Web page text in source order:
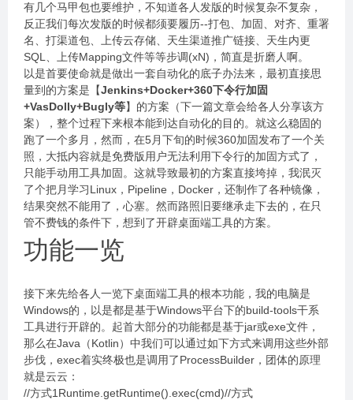
有几个马甲包也要维护，不知道各人发版的时候复杂不复杂，
反正我们每次发版的时候都须要履历--打包、加固、对齐、重署
名、打渠道包、上传云存储、天生渠道推广链接、天生内更
SQL、上传Mapping文件等等步调(xN)，简直是折磨人啊。
以是首要使命就是做出一套自动化的底子办法来，最初直接思
量到的方案是【Jenkins+Docker+360下令行加固
+VasDolly+Bugly等】的方案（下一篇文章会给各人分享该方
案），整个过程下来根本能到达自动化的目的。就这么稳固的
跑了一个多月，然而，在5月下旬的时候360加固发布了一个关
照，大抵内容就是免费版用户无法利用下令行的加固方式了，
只能手动用工具加固。这就导致最初的方案直接垮掉，我泯灭
了个把月学习Linux，Pipeline，Docker，还制作了各种镜像，
结果突然不能用了，心塞。然而路照旧要继承走下去的，在只
管不费钱的条件下，想到了开辟桌面端工具的方案。
功能一览
接下来先给各人一览下桌面端工具的根本功能，我的电脑是
Windows的，以是都是基于Windows平台下的build-tools干系
工具进行开辟的。起首大部分的功能都是基于jar或exe文件，
那么在Java（Kotlin）中我们可以通过如下方式来调用这些外部
步伐，exec着实终极也是调用了ProcessBuilder，团体的原理
就是云云：
//方式1Runtime.getRuntime().exec(cmd)//方式